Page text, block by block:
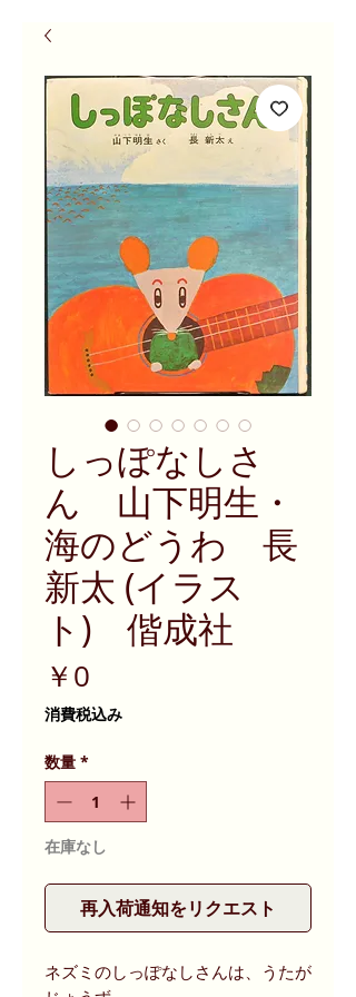
しっぽなしさ
ん 山下明生・
海のどうわ 長
新太 (イラス
ト) 偕成社
￥0
格
消費税込み
数量 *
在庫なし
再入荷通知をリクエスト
ネズミのしっぽなしさんは、うたが